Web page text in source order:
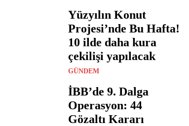
Yüzyılın Konut
Projesi’nde Bu Hafta!
10 ilde daha kura
çekilişi yapılacak
GÜNDEM
İBB’de 9. Dalga
Operasyon: 44
Gözaltı Kararı